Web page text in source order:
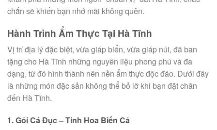
chắn sẽ khiến bạn nhớ mãi không quên.
Hành Trình Ẩm Thực Tại Hà Tĩnh
Vị trí địa lý đặc biệt, vừa giáp biển, vừa giáp núi, đã ban
tặng cho Hà Tĩnh những nguyên liệu phong phú và đa
dạng, từ đó hình thành nên nền ẩm thực độc đáo. Dưới đây
là những món đặc sản không thể bỏ lỡ khi bạn đặt chân
đến Hà Tĩnh.
1. Gỏi Cá Đục – Tinh Hoa Biển Cả